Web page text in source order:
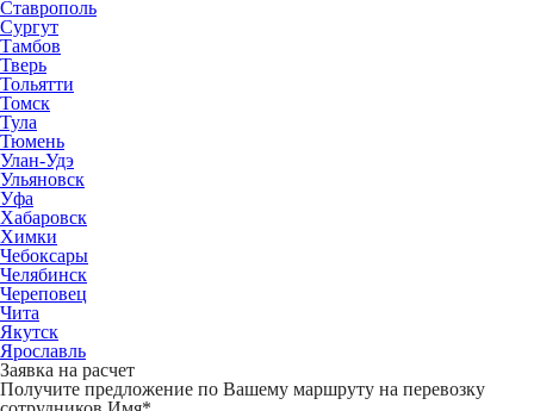
Ставрополь
Сургут
Тамбов
Тверь
Тольятти
Томск
Тула
Тюмень
Улан-Удэ
Ульяновск
Уфа
Хабаровск
Химки
Чебоксары
Челябинск
Череповец
Чита
Якутск
Ярославль
Заявка на расчет
Получите предложение по Вашему маршруту на перевозку